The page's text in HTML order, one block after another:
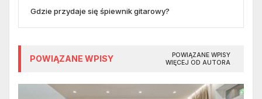
Gdzie przydaje się śpiewnik gitarowy?
POWIĄZANE WPISY
POWIĄZANE WPISY
WIĘCEJ OD AUTORA